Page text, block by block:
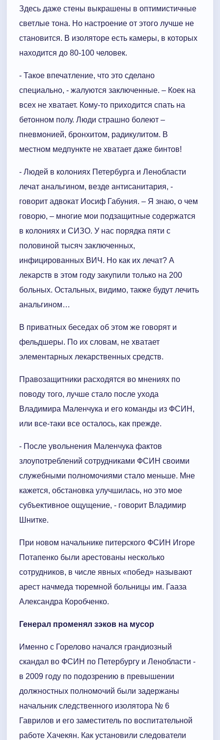
Здесь даже стены выкрашены в оптимистичные
светлые тона. Но настроение от этого лучше не
становится. В изоляторе есть камеры, в которых
находится до 80-100 человек.
- Такое впечатление, что это сделано
специально, - жалуются заключенные. – Коек на
всех не хватает. Кому-то приходится спать на
бетонном полу. Люди страшно болеют –
пневмонией, бронхитом, радикулитом. В
местном медпункте не хватает даже бинтов!
- Людей в колониях Петербурга и Ленобласти
лечат анальгином, везде антисанитария, -
говорит адвокат Иосиф Габуния. – Я знаю, о чем
говорю, – многие мои подзащитные содержатся
в колониях и СИЗО. У нас порядка пяти с
половиной тысяч заключенных,
инфицированных ВИЧ. Но как их лечат? А
лекарств в этом году закупили только на 200
больных. Остальных, видимо, также будут лечить
анальгином…
В приватных беседах об этом же говорят и
фельдшеры. По их словам, не хватает
элементарных лекарственных средств.
Правозащитники расходятся во мнениях по
поводу того, лучше стало после ухода
Владимира Маленчука и его команды из ФСИН,
или все-таки все осталось, как прежде.
- После увольнения Маленчука фактов
злоупотреблений сотрудниками ФСИН своими
служебными полномочиями стало меньше. Мне
кажется, обстановка улучшилась, но это мое
субъективное ощущение, - говорит Владимир
Шнитке.
При новом начальнике питерского ФСИН Игоре
Потапенко были арестованы несколько
сотрудников, в числе явных «побед» называют
арест начмеда тюремной больницы им. Гааза
Александра Коробченко.
Генерал променял зэков на мусор
Именно с Горелово начался грандиозный
скандал во ФСИН по Петербургу и Ленобласти -
в 2009 году по подозрению в превышении
должностных полномочий были задержаны
начальник следственного изолятора № 6
Гаврилов и его заместитель по воспитательной
работе Хачекян. Как установили следователи